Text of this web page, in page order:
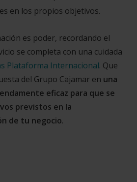
en los propios objetivos.
es poder, recordando el
se completa con una cuidada
Plataforma Internacional. Que
del Grupo Cajamar en una
eficaz para que se
previstos en la
de tu negocio.